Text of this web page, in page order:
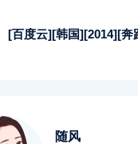
[百度云][韩国][2014][奔跑吧玫瑰/奔跑吧蔷薇][李英雅/高周元][
随风